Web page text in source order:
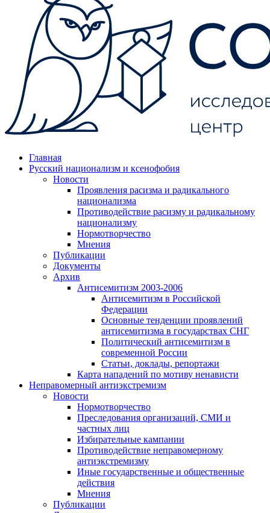
Главная
Русский национализм и ксенофобия
Новости
Проявления расизма и радикального
национализма
Противодействие расизму и радикальному
национализму
Нормотворчество
Мнения
Публикации
Документы
Архив
Антисемитизм 2003-2006
Антисемитизм в Российской
Федерации
Основные тенденции проявлений
антисемитизма в государствах СНГ
Политический антисемитизм в
современной России
Статьи, доклады, репортажи
Карта нападений по мотиву ненависти
Неправомерный антиэкстремизм
Новости
Нормотворчество
Преследования организаций, СМИ и
частных лиц
Избирательные кампании
Противодействие неправомерному
антиэкстремизму
Иные государственные и общественные
действия
Мнения
Публикации